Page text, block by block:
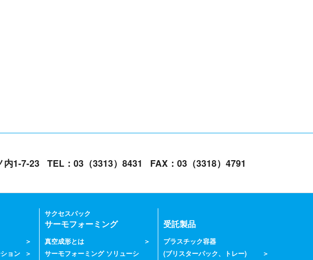
内1-7-23 TEL：03（3313）8431 FAX：03（3318）4791
ョン
サクセスパック
サーモフォーミング
真空成形とは
サーモフォーミング ソリューシ
受託製品
プラスチック容器
(ブリスターパック、トレー)